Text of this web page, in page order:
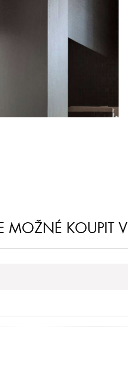
MOŽNÉ KOUPIT V